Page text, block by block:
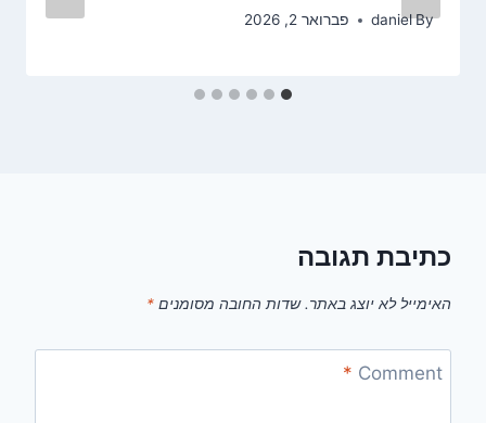
By
daniel פברואר 2, 2026
כתיבת תגובה
האימייל לא יוצג באתר. שדות החובה מסומנים *
Comment
*